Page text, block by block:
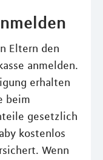
Eltern den
anmelden.
erhalten
beim
gesetzlich
kostenlos
Wenn